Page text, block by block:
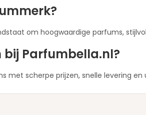
om hoogwaardige parfums,
bij Parfumbella.nl?
met scherpe prijzen, snelle levering